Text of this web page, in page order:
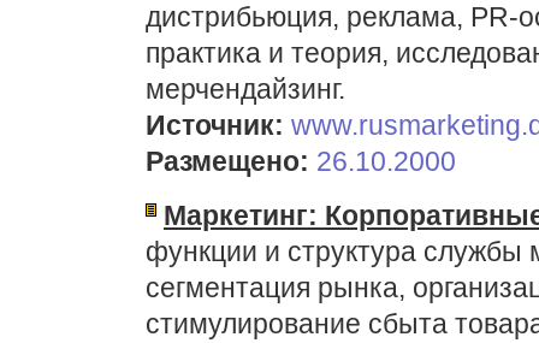
дистрибьюция, реклама,
практика и теория,
мерчендайзинг.
Источник:
Размещено: 26.10.2000
Маркетинг:
функции и структура службы
сегментация рынка,
стимулирование сбыта